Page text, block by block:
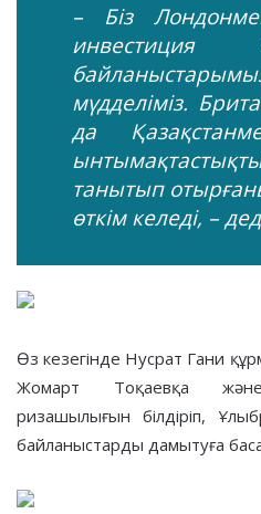
– Біз
инвестиция
мүдделіміз.
да
танытып
өткім келеді, –
Өз кезегінде Нусрат Гани
Жомарт Тоқаевқа
ризашылығын білдіріп,
байланыстарды дамытуға баса